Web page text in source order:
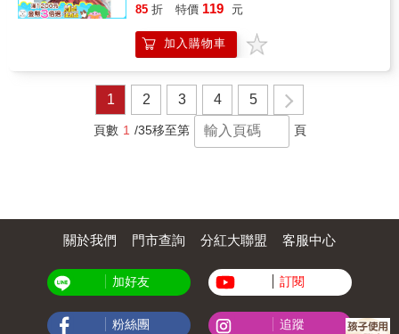
下，總算成功擊退龍群，但是帝國損傷相當慘
重。西格魯德來到醫院探望布倫希爾德，卻從
她口中得知了意想不到的真相──©Yuiko
85 折 特價 119 元
加入購物車
1 2 3 4 5
頁數 1 /35移至第 頁
關於我們 門市查詢 分紅大聯盟 客服中心
加好友 訂閱
粉絲團 追蹤